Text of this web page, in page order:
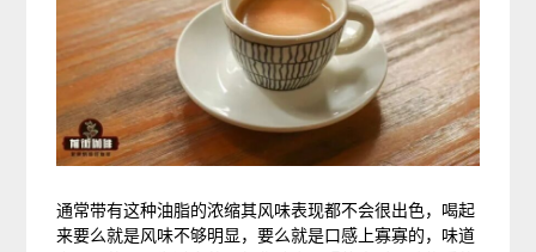
通常带有这种油脂的浓缩其风味表现都不会很出色，喝起
来要么就是风味不够明显，要么就是口感上寡寡的，味道